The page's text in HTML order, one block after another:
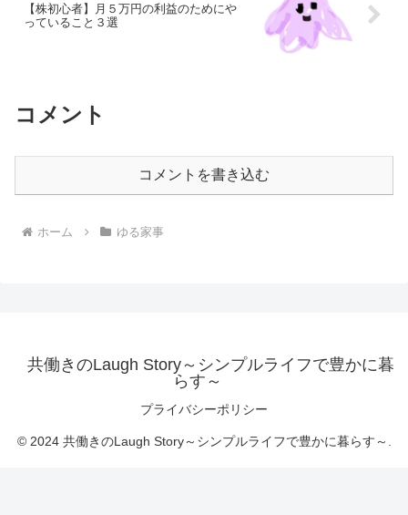
【株初心者】月５万円の利益のためにや
っていること３選
コメント
コメントを書き込む
ホーム ゆる家事
共働きのLaugh Story～シンプルライフで豊かに暮
らす～
プライバシーポリシー
© 2024 共働きのLaugh Story～シンプルライフで豊かに暮らす～.